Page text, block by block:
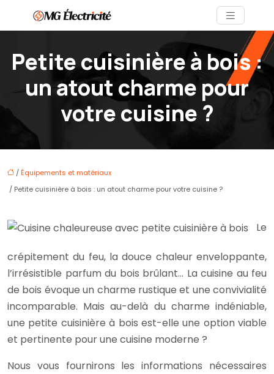
Petite cuisinière à bois :
un atout charme pour
votre cuisine ?
/ Équipements et matériaux
/ Petite cuisinière à bois : un atout charme pour votre cuisine ?
Le
crépitement du feu, la douce chaleur enveloppante,
l’irrésistible parfum du bois brûlant… La cuisine au feu
de bois évoque un charme rustique et une convivialité
incomparable. Mais au-delà du charme indéniable,
une petite cuisinière à bois est-elle une option viable
et pertinente pour une cuisine moderne ?
Nous vous fournirons les informations nécessaires